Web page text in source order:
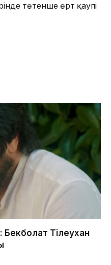
төтенше өрт қаупі
Бекболат Тілеухан